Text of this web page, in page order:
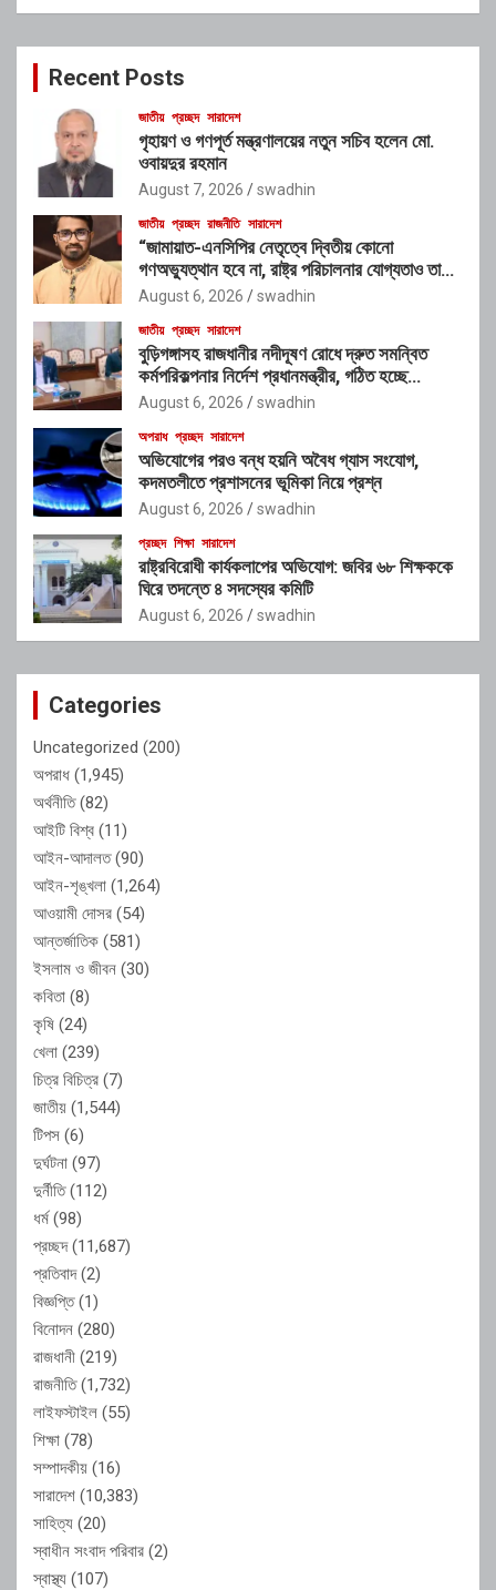
c
Recent Posts
জাতীয় প্রচ্ছদ সারাদেশ
গৃহায়ণ ও গণপূর্ত মন্ত্রণালয়ের নতুন সচিব হলেন মো.
ওবায়দুর রহমান
August 7, 2026 swadhin
জাতীয় প্রচ্ছদ রাজনীতি সারাদেশ
“জামায়াত-এনসিপির নেতৃত্বে দ্বিতীয় কোনো
গণঅভ্যুত্থান হবে না, রাষ্ট্র পরিচালনার যোগ্যতাও তাদের
নেই”: রাশেদ খাঁনের
August 6, 2026 swadhin
জাতীয় প্রচ্ছদ সারাদেশ
বুড়িগঙ্গাসহ রাজধানীর নদীদূষণ রোধে দ্রুত সমন্বিত
কর্মপরিকল্পনার নির্দেশ প্রধানমন্ত্রীর, গঠিত হচ্ছে
আন্তঃসংস্থা সমন্বয় কমিটি
August 6, 2026 swadhin
অপরাধ প্রচ্ছদ সারাদেশ
অভিযোগের পরও বন্ধ হয়নি অবৈধ গ্যাস সংযোগ,
কদমতলীতে প্রশাসনের ভূমিকা নিয়ে প্রশ্ন
August 6, 2026 swadhin
প্রচ্ছদ শিক্ষা সারাদেশ
রাষ্ট্রবিরোধী কার্যকলাপের অভিযোগ: জবির ৬৮ শিক্ষককে
ঘিরে তদন্তে ৪ সদস্যের কমিটি
August 6, 2026 swadhin
Categories
Uncategorized (200)
অপরাধ (1,945)
অর্থনীতি(82)
আইটি বিশ্ব (11)
আইন-আদালত(90)
আইন-শৃঙ্খলা (1,264)
আওয়ামী দোসর (54)
আন্তর্জাতিক (581)
ইসলাম ও জীবন (30)
কবিতা (8)
কৃষি (24)
খেলা (239)
চিত্র বিচিত্র (7)
জাতীয় (1,544)
টিপস (6)
দুর্ঘটনা (97)
দুর্নীতি(112)
ধর্ম(98)
প্রচ্ছদ(11,687)
প্রতিবাদ(2)
বিজ্ঞপ্তি(1)
বিনোদন (280)
রাজধানী (219)
রাজনীতি(1,732)
লাইফস্টাইল (55)
শিক্ষা (78)
সম্পাদকীয় (16)
সারাদেশ (10,383)
সাহিত্য (20)
স্বাধীন সংবাদ পরিবার (2)
স্বাস্থ্য (107)